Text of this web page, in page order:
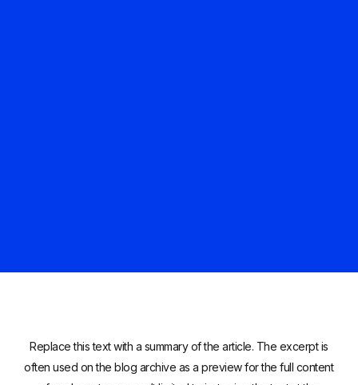
Replace this text with a summary of the article. The excerpt is
often used on the blog archive as a preview for the full content